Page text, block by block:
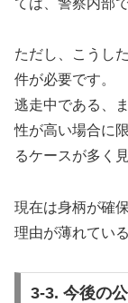
ただし、こうし
件が必要です。
逃走中である、
性が高い場合に
るケースが多く
現在は身柄が確
理由が薄れてい
3-3. 今後の